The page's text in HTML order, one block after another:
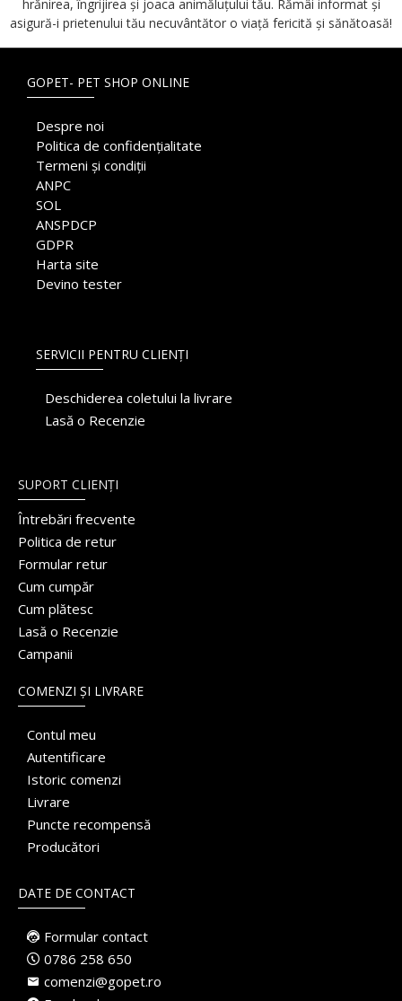
hrănirea, îngrijirea și joaca animăluțului tău. Rămâi informat și
asigură-i prietenului tău necuvântător o viață fericită și sănătoasă!
GOPET- PET SHOP ONLINE
Despre noi
Politica de confidențialitate
Termeni și condiții
ANPC
SOL
ANSPDCP
GDPR
Harta site
Devino tester
SERVICII PENTRU CLIENȚI
Deschiderea coletului la livrare
Lasă o Recenzie
SUPORT CLIENȚI
Întrebări frecvente
Politica de retur
Formular retur
Cum cumpăr
Cum plătesc
Lasă o Recenzie
Campanii
COMENZI ȘI LIVRARE
Contul meu
Autentificare
Istoric comenzi
Livrare
Puncte recompensă
Producători
DATE DE CONTACT
Formular contact
0786 258 650
comenzi@gopet.ro